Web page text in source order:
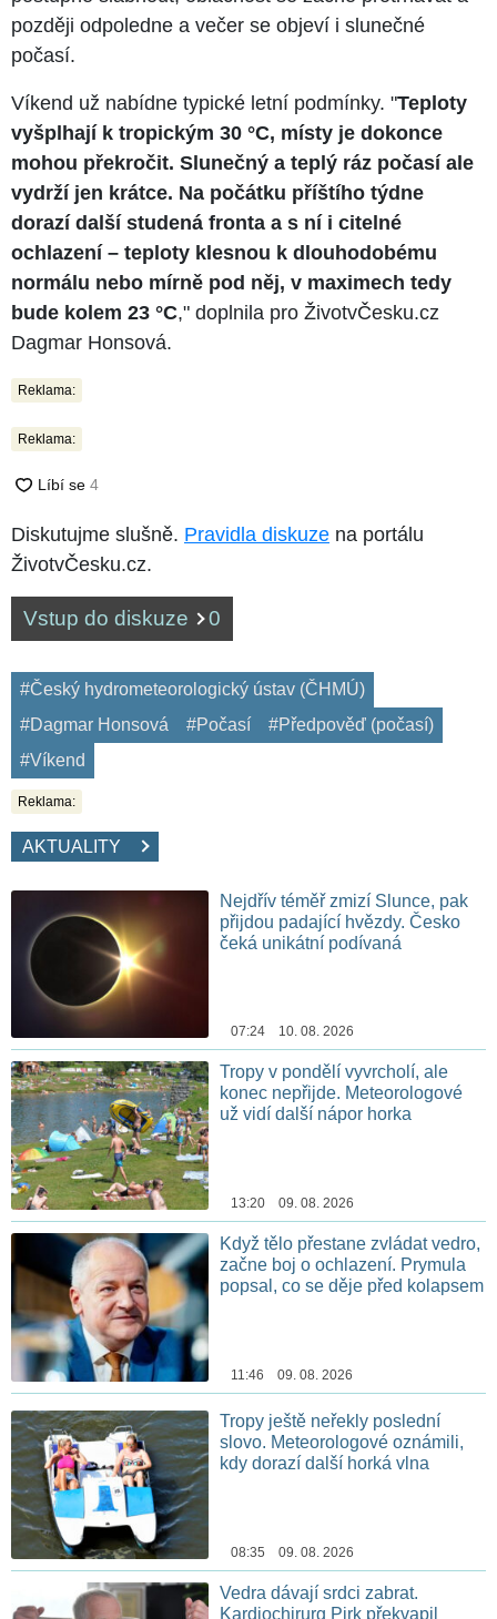
později odpoledne a večer se objeví i slunečné
počasí.
Víkend už nabídne typické letní podmínky. "Teploty
vyšplhají k tropickým 30 °C, místy je dokonce
mohou překročit. Slunečný a teplý ráz počasí ale
vydrží jen krátce. Na počátku příštího týdne
dorazí další studená fronta a s ní i citelné
ochlazení –⁠⁠⁠⁠⁠⁠ teploty klesnou k dlouhodobému
normálu nebo mírně pod něj, v maximech tedy
bude kolem 23 °C," doplnila pro ŽivotvČesku.cz
Dagmar Honsová.
Reklama:
Reklama:
Diskutujme slušně. Pravidla diskuze na portálu
ŽivotvČesku.cz.
Vstup do diskuze 0
#Český hydrometeorologický ústav (ČHMÚ)
#Dagmar Honsová
#Počasí
#Předpověď (počasí)
#Víkend
Reklama:
AKTUALITY
Nejdřív téměř zmizí Slunce, pak
přijdou padající hvězdy. Česko
čeká unikátní podívaná
07:24 10. 08. 2026
Tropy v pondělí vyvrcholí, ale
konec nepřijde. Meteorologové
už vidí další nápor horka
13:20 09. 08. 2026
Když tělo přestane zvládat vedro,
začne boj o ochlazení. Prymula
popsal, co se děje před kolapsem
11:46 09. 08. 2026
Tropy ještě neřekly poslední
slovo. Meteorologové oznámili,
kdy dorazí další horká vlna
08:35 09. 08. 2026
Vedra dávají srdci zabrat.
Kardiochirurg Pirk překvapil